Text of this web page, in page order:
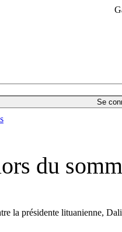
Se
du
la présidente lituanienne,